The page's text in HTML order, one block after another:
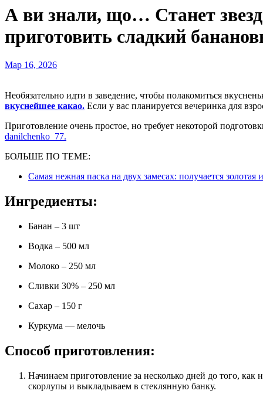
А ви знали, що… Станет
приготовить сладкий
Мар 16, 2026
Необязательно идти в заведение, чтобы полакомиться
вкуснейшее какао. Если у вас планируется вечеринка для
Приготовление очень простое, но требует некоторой
danilchenko_77.
БОЛЬШЕ ПО ТЕМЕ:
Самая нежная паска на двух замесах: получается
Ингредиенты:
Банан – 3 шт
Водка – 500 мл
Молоко – 250 мл
Сливки 30% – 250 мл
Сахар – 150 г
Куркума — мелочь
Способ приготовления:
Начинаем приготовление за несколько дней до того, как нам нужен готовый напиток. Бананы чистим от
скорлупы и выкладываем в стеклянную банку.